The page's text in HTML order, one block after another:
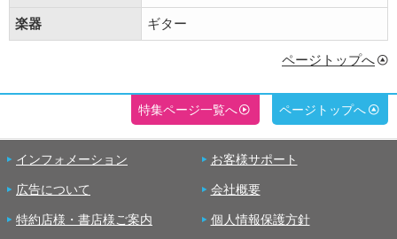
楽器 ギター
ページトップへ
特集ページ一覧へ ページトップへ
インフォメーション お客様サポート
広告について 会社概要
特約店様・書店様ご案内 個人情報保護方針